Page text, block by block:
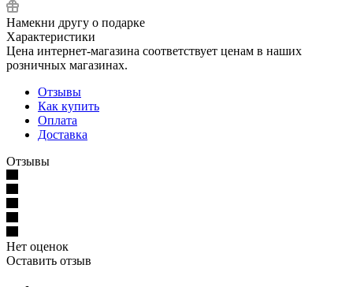
Намекни другу о подарке
Характеристики
Цена интернет-магазина соответствует ценам в наших
розничных магазинах.
Отзывы
Как купить
Оплата
Доставка
Отзывы
Нет оценок
Оставить отзыв